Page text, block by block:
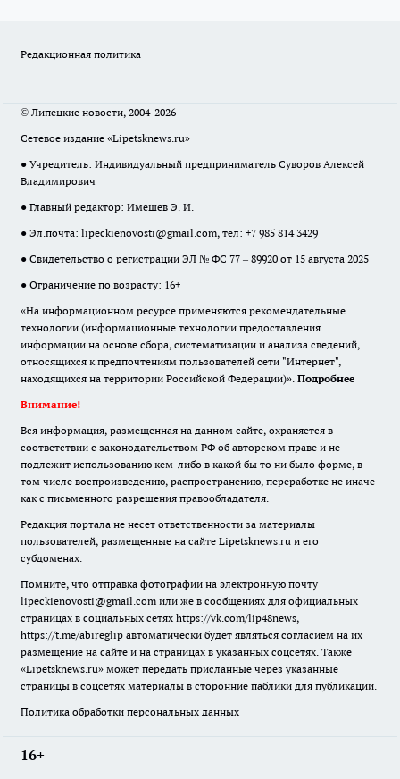
Редакционная политика
© Липецкие новости, 2004-2026
Сетевое издание «Lipetsknews.ru»
● Учредитель: Индивидуальный предприниматель Суворов Алексей
Владимирович
● Главный редактор: Имешев Э. И.
● Эл.почта: lipeckienovosti@gmail.com, тел: +7 985 814 3429
● Свидетельство о регистрации ЭЛ № ФС 77 – 89920 от 15 августа 2025
● Ограничение по возрасту: 16+
«На информационном ресурсе применяются рекомендательные
технологии (информационные технологии предоставления
информации на основе сбора, систематизации и анализа сведений,
относящихся к предпочтениям пользователей сети "Интернет",
находящихся на территории Российской Федерации)». Подробнее
Внимание!
Вся информация, размещенная на данном сайте, охраняется в
соответствии с законодательством РФ об авторском праве и не
подлежит использованию кем-либо в какой бы то ни было форме, в
том числе воспроизведению, распространению, переработке не иначе
как с письменного разрешения правообладателя.
Редакция портала не несет ответственности за материалы
пользователей, размещенные на сайте Lipetsknews.ru и его
субдоменах.
Помните, что отправка фотографии на электронную почту
lipeckienovosti@gmail.com или же в сообщениях для официальных
страницах в социальных сетях https://vk.com/lip48news,
https://t.me/abireglip автоматически будет являться согласием на их
размещение на сайте и на страницах в указанных соцсетях. Также
«Lipetsknews.ru» может передать присланные через указанные
страницы в соцсетях материалы в сторонние паблики для публикации.
Политика обработки персональных данных
16+